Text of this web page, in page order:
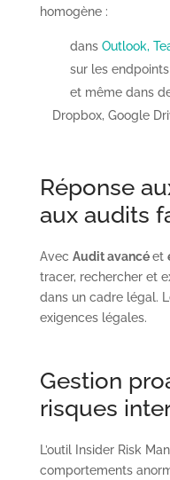
homogène :
dans Outlook,
sur les
et même dans
Dropbox, Google
Réponse
aux audits
Avec Audit avancéet
tracer, rechercher et
dans un cadre légal.
exigences légales.
Gestion
risques
L’outil Insider Risk
comportements